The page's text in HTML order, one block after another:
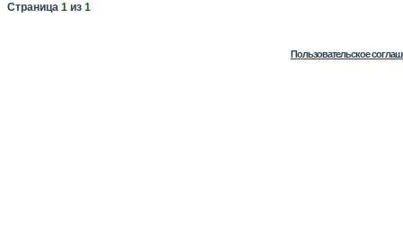
Страница 1 из 1
Пользовательское